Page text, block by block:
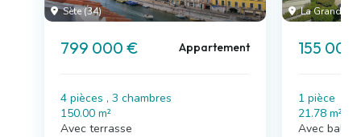
Sète (34)
799 000 € Appartement
4 pièces , 3 chambres
150.00 m²
Avec terrasse
La Grande-
155
1 pièce
21.78 m²
Avec balcon